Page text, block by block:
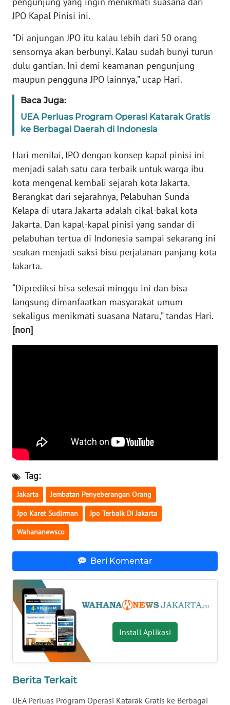
JPO Kapal Pinisi ini.
“Di anjungan JPO itu kalau lebih dari 50 orang
sensornya akan berbunyi. Kalau sudah bunyi turun
dulu gantian. Ini demi keamanan pengunjung
maupun pengguna JPO lainnya,” ucap Hari.
Baca Juga:
UEA Perluas Program Operasi Katarak Gratis
ke Berbagai Daerah di Indonesia
Hari menilai, JPO dengan konsep kapal pinisi ini
menjadi salah satu cara terbaik untuk warga ibu
kota mengenal kembali sejarah kota Jakarta.
Berangkat dari sejarahnya, Pelabuhan Sunda
Kelapa di utara Jakarta adalah cikal-bakal kota
Jakarta. Dan kapal-kapal pinisi yang sandar di
pelabuhan tertua di Indonesia sampai sekarang ini
seakan menjadi saksi bisu perjalanan panjang kota
Jakarta.
“Diprediksi bisa selesai minggu ini dan bisa
langsung dimanfaatkan masyarakat umum
sekaligus menikmati suasana Nataru,” tandas Hari.
[non]
Tag:
Jakarta Jembatan Penyeberangan Orang
Jpo Karet Sudirman Jpo Terbaik Di Jakarta
Wahananewsco
Beri Komentar
Install Aplikasi
Berita Terkait
UEA Perluas Program Operasi Katarak Gratis ke Berbagai
SULBAR
WN
BABEL
WN
SUMBAR
WN
SUMSEL
WN
BENGKULU
LAMPUNG
WN
JATENG
WN
WN
JOGJA
WN
WN
KALTARA
WN
WN
KALTIM
WN
SULSEL
WN
GORONTALO
WN
SULUT